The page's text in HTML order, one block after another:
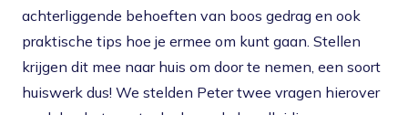
achterliggende behoeften van boos gedrag en ook
praktische tips hoe je ermee om kunt gaan. Stellen
krijgen dit mee naar huis om door te nemen, een soort
huiswerk dus! We stelden Peter twee vragen hierover